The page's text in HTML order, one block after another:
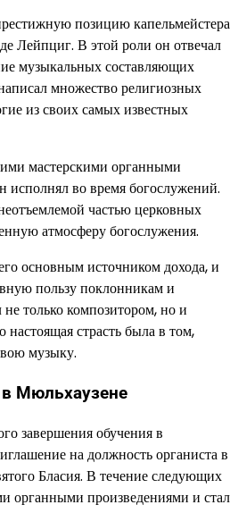
позицию капельмейстера
Лейпциг. В этой роли он отвечал
музыкальных составляющих
множество религиозных
из своих самых известных
мастерскими органными
исполнял во время богослужений.
частью церковных
атмосферу богослужения.
основным источником дохода, и
пользу поклонникам и
только композитором, но и
страсть была в том,
музыку.
Мюльхаузене
завершения обучения в
на должность органиста в
Бласия. В течение следующих
органными произведениями и стал